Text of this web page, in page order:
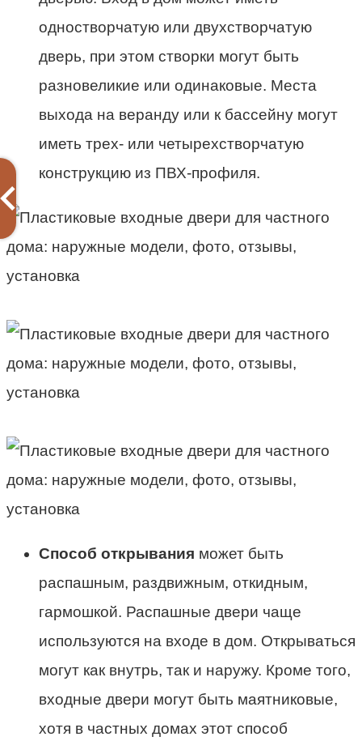
одностворчатую или двухстворчатую
дверь, при этом створки могут быть
разновеликие или одинаковые. Места
выхода на веранду или к бассейну могут
иметь трех- или четырехстворчатую
конструкцию из ПВХ-профиля.
Способ открывания может быть
распашным, раздвижным, откидным,
гармошкой. Распашные двери чаще
используются на входе в дом. Открываться
могут как внутрь, так и наружу. Кроме того,
входные двери могут быть маятниковые,
хотя в частных домах этот способ